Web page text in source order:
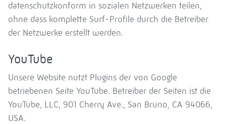
datenschutzkonform in sozialen Netzwerken teilen,
ohne dass komplette Surf-Profile durch die Betreiber
der Netzwerke erstellt werden.
YouTube
Unsere Website nutzt Plugins der von Google
betriebenen Seite YouTube. Betreiber der Seiten ist die
YouTube, LLC, 901 Cherry Ave., San Bruno, CA 94066,
USA.